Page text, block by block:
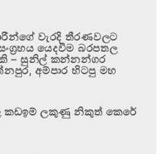
වැරදි තීරණවලට
යෙදවීම බරපතල
– සුනිල් කන්නන්ගර
අම්පාර හිටපු මහ
කඩඉම් ලකුණු නිකුත් කෙරේ